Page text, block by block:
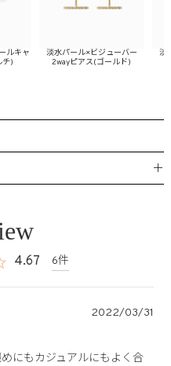
キャ
淡水パール×ビジューバー
2wayピアス(ゴールド)
淡水
＋
4.67 6
2022/03/31
にもカジュアルにもよく合